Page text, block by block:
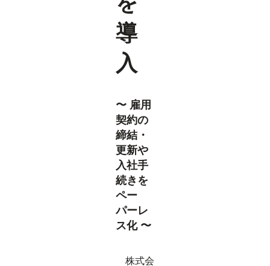
導
入
〜 雇用
契約の
締結・
更新や
入社手
続きを
ペー
パーレ
ス化 〜
株式会